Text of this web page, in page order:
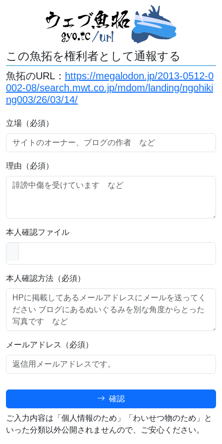
この魚拓を権利者として通報する
魚拓のURL： https://megalodon.jp/2013-0512-0
002-08/search.mwt.co.jp/mdom/landing/ngohiki
ng003/26/03/14/
立場（必須）
理由（必須）
本人確認ファイル
本人確認方法（必須）
メールアドレス（必須）
確認
ご入力内容は「個人情報のため」「わいせつ物のため」と
いった分類以外公開されませんので、ご安心ください。